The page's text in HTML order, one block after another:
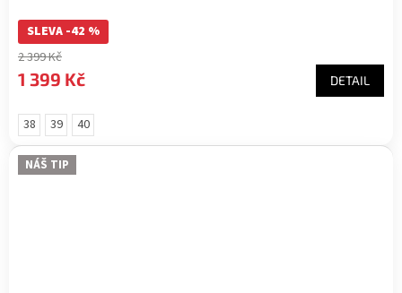
produktu
je
5,0
z
hvězdiček.
SLEVA -42 %
2 399 Kč
1 399 Kč DETAIL
38 39 40
NÁŠ TIP